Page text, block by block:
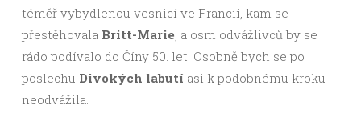
téměř vybydlenou vesnicí ve Francii, kam se
přestěhovala Britt-Marie, a osm odvážlivců by se
rádo podívalo do Číny 50. let. Osobně bych se po
poslechu Divokých labutí asi k podobnému kroku
neodvážila.